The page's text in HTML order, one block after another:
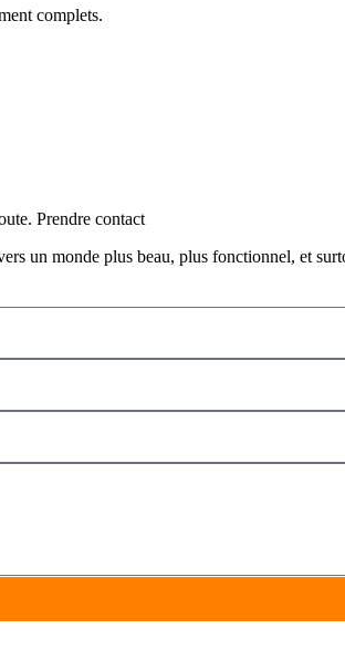
complets.
Prendre contact
un monde plus beau, plus fonctionnel, et